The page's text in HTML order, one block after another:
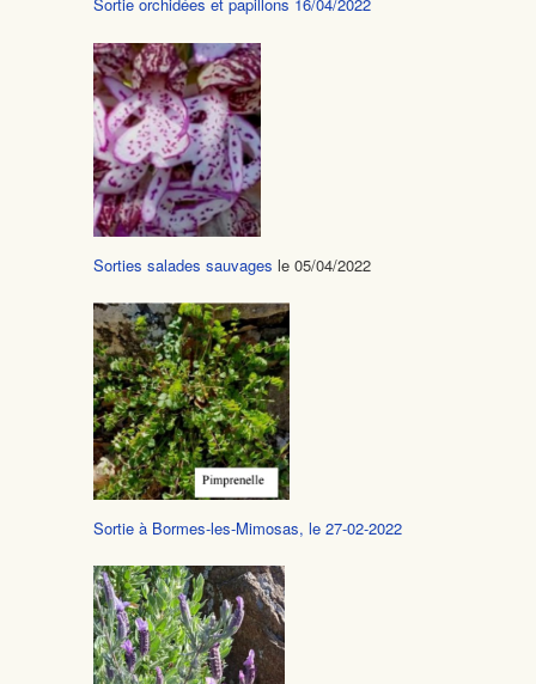
Sortie orchidées et papillons 16/04/2022
Sorties salades sauvages le 05/04/2022
Sortie à Bormes-les-Mimosas, le 27-02-2022